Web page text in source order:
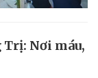
Trị: Nơi máu,